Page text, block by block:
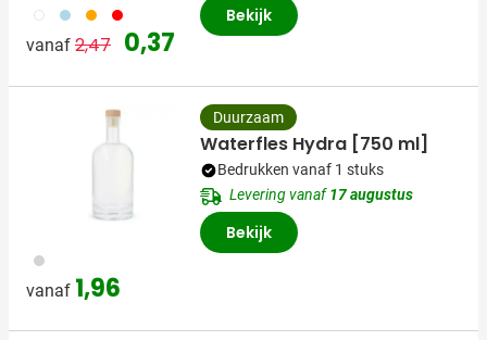
002 018 007 008
vanaf Normale prijs
2,47 Speciale prijs
0,37
Bekijk
970
vanaf 1,96
Duurzaam
Waterfles Hydra [750 ml]
Bedrukken vanaf 1 stuks
Levering vanaf17 augustus
Bekijk